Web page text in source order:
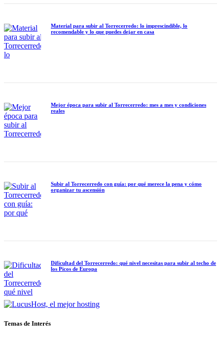
Material para subir al Torrecerredo: lo imprescindible, lo
recomendable y lo que puedes dejar en casa
Mejor época para subir al Torrecerredo: mes a mes y condiciones
reales
Subir al Torrecerredo con guía: por qué merece la pena y cómo
organizar tu ascensión
Dificultad del Torrecerredo: qué nivel necesitas para subir al techo de
los Picos de Europa
Temas de Interés